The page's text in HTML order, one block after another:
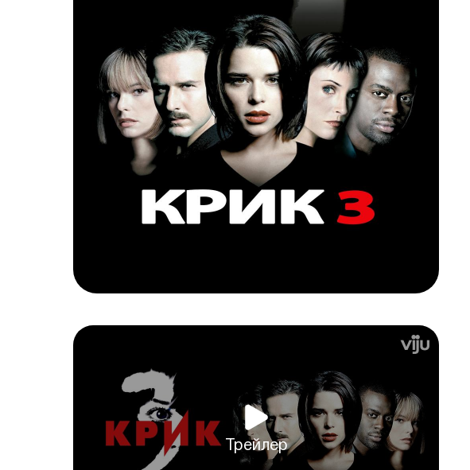
Трейлер